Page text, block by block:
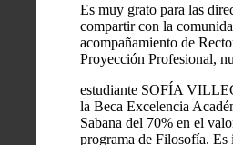
Es muy grato para las
compartir con la
acompañamiento de
Proyección Profesional,
estudiante SOFÍA
la Beca Excelencia
Sabana del 70% en el
programa de Filosofía. Es